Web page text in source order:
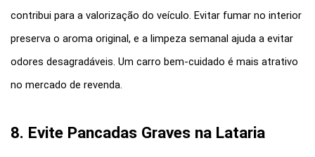
contribui para a valorização do veículo. Evitar fumar no interior
preserva o aroma original, e a limpeza semanal ajuda a evitar
odores desagradáveis. Um carro bem-cuidado é mais atrativo
no mercado de revenda.
8. Evite Pancadas Graves na Lataria